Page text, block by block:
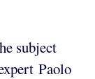
subject
Paolo